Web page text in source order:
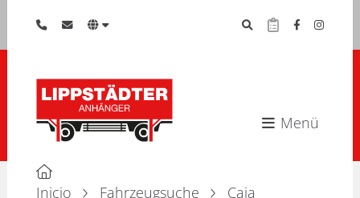
Menü
Inicio Fahrzeugsuche
Caja